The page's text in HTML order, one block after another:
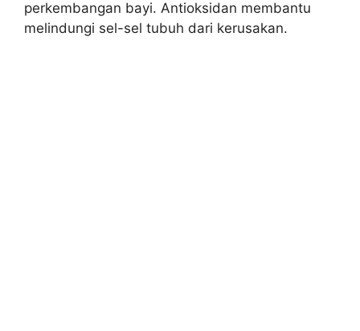
perkembangan bayi. Antioksidan membantu
melindungi sel-sel tubuh dari kerusakan.